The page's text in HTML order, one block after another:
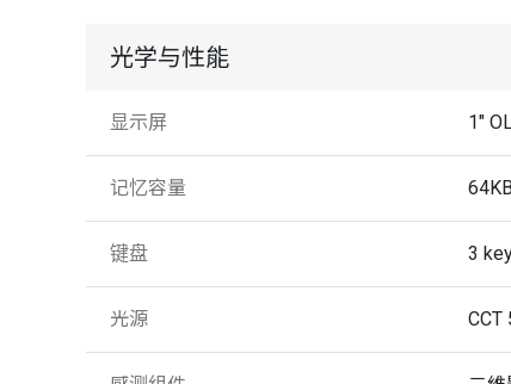
光学与性能
显示屏 1"
记忆容量
键盘 3
光源 CCT